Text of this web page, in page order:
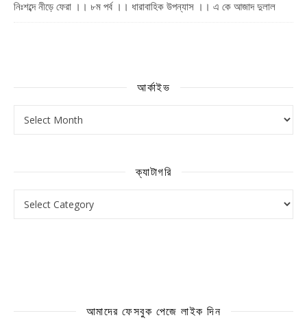
নিঃশব্দে নীড়ে ফেরা ।। ৮ম পর্ব ।। ধারাবাহিক উপন্যাস ।। এ কে আজাদ দুলাল
আর্কাইভ
ক্যাটাগরি
আমাদের ফেসবুক পেজে লাইক দিন